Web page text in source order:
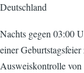
Deutschland
Nachts gegen 03:00
einer
Ausweiskontrolle von